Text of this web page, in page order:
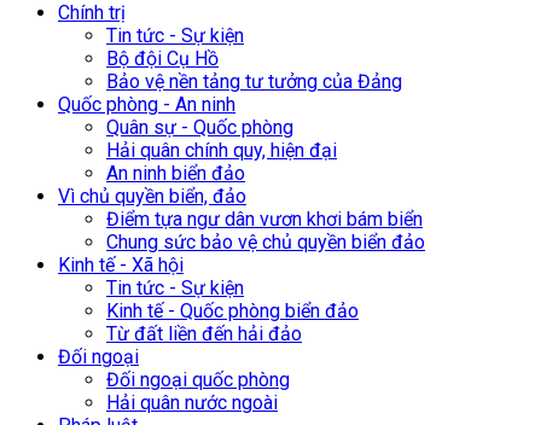
Chính trị
Tin tức - Sự kiện
Bộ đội Cụ Hồ
Bảo vệ nền tảng tư tưởng của Đảng
Quốc phòng - An ninh
Quân sự - Quốc phòng
Hải quân chính quy, hiện đại
An ninh biển đảo
Vì chủ quyền biển, đảo
Điểm tựa ngư dân vươn khơi bám biển
Chung sức bảo vệ chủ quyền biển đảo
Kinh tế - Xã hội
Tin tức - Sự kiện
Kinh tế - Quốc phòng biển đảo
Từ đất liền đến hải đảo
Đối ngoại
Đối ngoại quốc phòng
Hải quân nước ngoài